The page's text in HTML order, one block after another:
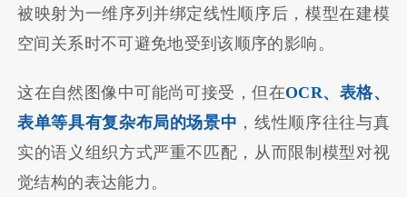
被映射为一维序列并绑定线性顺序后，模型在建模
空间关系时不可避免地受到该顺序的影响。
这在自然图像中可能尚可接受，但在OCR、表格、
表单等具有复杂布局的场景中 ，线性顺序往往与真
实的语义组织方式严重不匹配，从而限制模型对视
觉结构的表达能力。